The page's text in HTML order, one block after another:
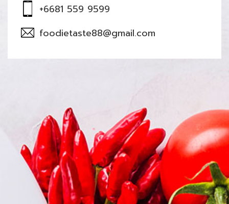
+6681 559 9599
foodietaste88@gmail.com